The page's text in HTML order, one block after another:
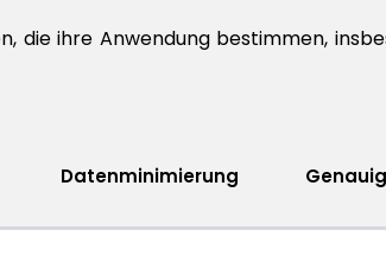
die ihre Anwendung bestimmen,
Datenminimierung